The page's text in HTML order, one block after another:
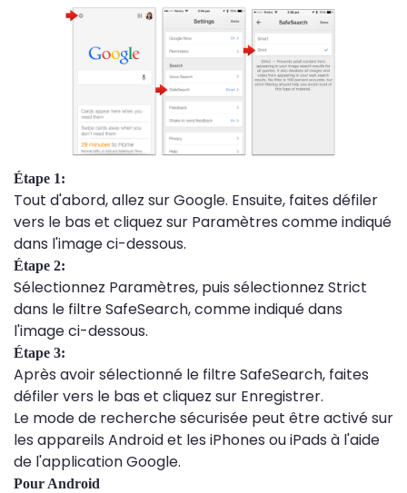
Étape 1:
Tout d'abord, allez sur Google. Ensuite, faites défiler
vers le bas et cliquez sur Paramètres comme indiqué
dans l'image ci-dessous.
Étape 2:
Sélectionnez Paramètres, puis sélectionnez Strict
dans le filtre SafeSearch, comme indiqué dans
l'image ci-dessous.
Étape 3:
Après avoir sélectionné le filtre SafeSearch, faites
défiler vers le bas et cliquez sur Enregistrer.
Le mode de recherche sécurisée peut être activé sur
les appareils Android et les iPhones ou iPads à l'aide
de l'application Google.
Pour Android